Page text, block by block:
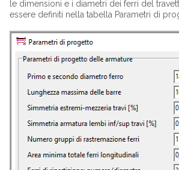
le dimensioni e i diametri dei ferri del
essere definiti nella tabella Parametri di